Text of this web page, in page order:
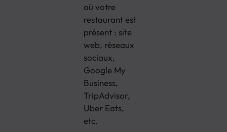
où votre
restaurant est
présent : site
web, réseaux
sociaux,
Google My
Business,
TripAdvisor,
Uber Eats,
etc.